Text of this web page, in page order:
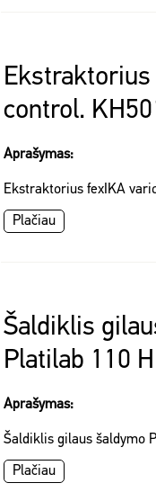
control.
Aprašymas:
Ekstraktorius fexIKA
Plačiau
Šaldiklis
Platilab 110 H
Aprašymas:
Šaldiklis gilaus šaldymo
Plačiau